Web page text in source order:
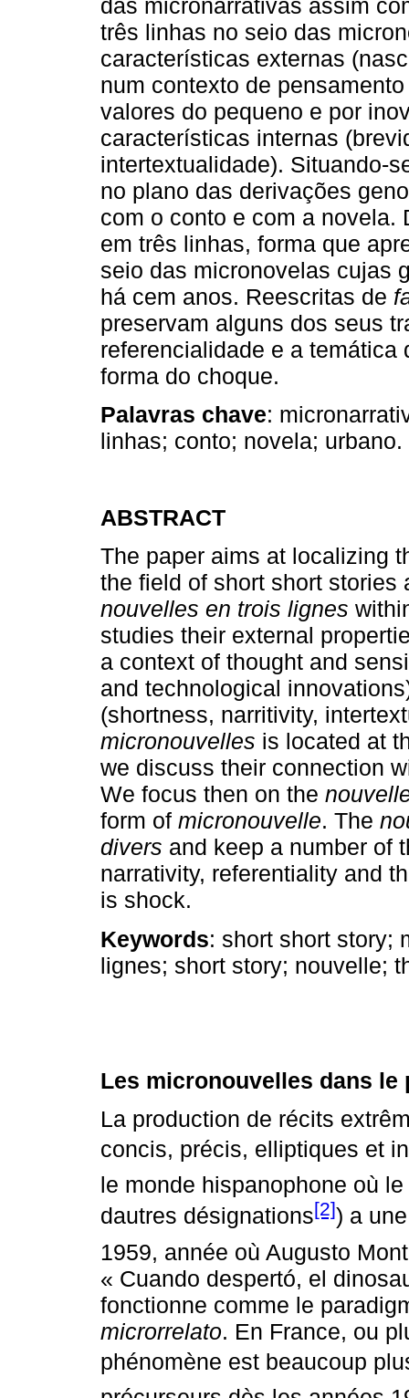
das micronarrativas assim
três linhas no seio das
características externas
num contexto de
valores do pequeno e por
características internas
intertextualidade). Situando-
no plano das derivações
com o conto e com a novela.
em três linhas, forma que
seio das micronovelas cujas
há cem anos. Reescritas de
preservam alguns dos seus
referencialidade e a temática
forma do choque.
Palavras chave:
linhas; conto; novela; urbano.
ABSTRACT
The paper aims at localizing
the field of short short
nouvelles en trois lignes
studies their external
a context of thought and
and technological
(shortness, narritivity,
micronouvelles is located at
we discuss their connection
We focus then on the
form of micronouvelle. The
divers and keep a number of
narrativity, referentiality and
is shock.
Keywords: short short story;
lignes; short story; nouvelle;
Les micronouvelles dans
La production de récits
concis, précis, elliptiques et
le monde hispanophone où le
dautres désignations[2]) a
1959, année où Augusto
« Cuando despertó, el
fonctionne comme le
microrrelato. En France, ou
phénomène est beaucoup